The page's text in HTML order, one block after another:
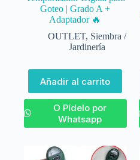
Goteo | Grado A +
Adaptador 🔥
OUTLET, Siembra /
Jardinería
Añadir al carrito
O Pídelo por
Whatsapp